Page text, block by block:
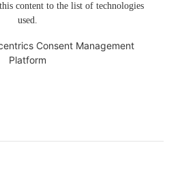
content to the list of technologies
used.
Consent Management
Platform